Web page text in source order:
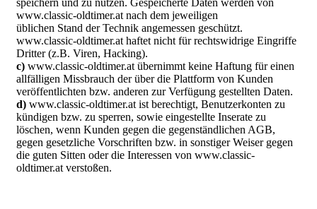
speichern und zu nutzen. Gespeicherte Daten werden von
www.classic-oldtimer.at nach dem jeweiligen
üblichen Stand der Technik angemessen geschützt.
www.classic-oldtimer.at haftet nicht für rechtswidrige Eingriffe
Dritter (z.B. Viren, Hacking).
c) www.classic-oldtimer.at übernimmt keine Haftung für einen
allfälligen Missbrauch der über die Plattform von Kunden
veröffentlichten bzw. anderen zur Verfügung gestellten Daten.
d) www.classic-oldtimer.at ist berechtigt, Benutzerkonten zu
kündigen bzw. zu sperren, sowie eingestellte Inserate zu
löschen, wenn Kunden gegen die gegenständlichen AGB,
gegen gesetzliche Vorschriften bzw. in sonstiger Weiser gegen
die guten Sitten oder die Interessen von www.classic-
oldtimer.at verstoßen.